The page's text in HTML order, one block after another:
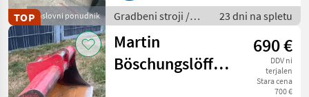
Poslovni ponudnik
TOP
Gradbeni stroji /
Mini bager
23 dni na spletu
Martin
Böschungslöffel
690 €
DDV ni
terjalen
Stara cena
700 €